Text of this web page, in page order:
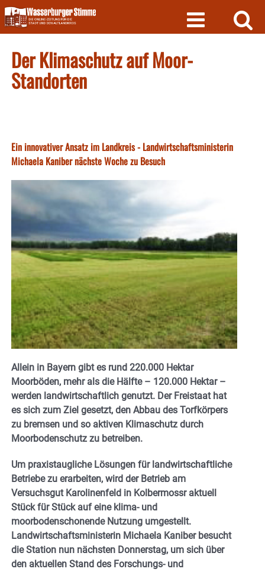
Skip
to
content
Der Klimaschutz auf Moor-
Standorten
Ein innovativer Ansatz im Landkreis - Landwirtschaftsministerin
Michaela Kaniber nächste Woche zu Besuch
Allein in Bayern gibt es rund 220.000 Hektar
Moorböden, mehr als die Hälfte – 120.000 Hektar –
werden landwirtschaftlich genutzt. Der Freistaat hat
es sich zum Ziel gesetzt, den Abbau des Torfkörpers
zu bremsen und so aktiven Klimaschutz durch
Moorbodenschutz zu betreiben.
Um praxistaugliche Lösungen für landwirtschaftliche
Betriebe zu erarbeiten, wird der Betrieb am
Versuchsgut Karolinenfeld in Kolbermossr aktuell
Stück für Stück auf eine klima- und
moorbodenschonende Nutzung umgestellt.
Landwirtschaftsministerin Michaela Kaniber besucht
die Station nun nächsten Donnerstag, um sich über
den aktuellen Stand des Forschungs- und